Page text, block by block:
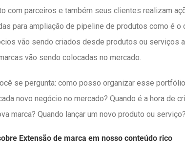
com parceiros e também seus clientes realizam
para ampliação de pipeline de produtos como é o
vão sendo criados desde produtos ou serviços
vão sendo colocadas no mercado.
se pergunta: como posso organizar esse
novo negócio no mercado? Quando é a hora de
marca? Quando lançar um novo produto ou serviço?
Extensão de marca em nosso conteúdo rico